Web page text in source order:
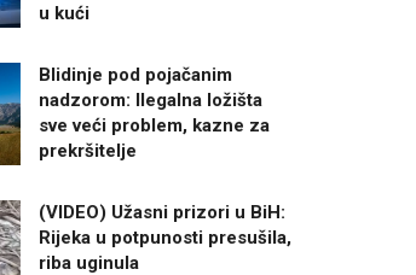
u kući
Blidinje pod pojačanim
nadzorom: Ilegalna ložišta
sve veći problem, kazne za
prekršitelje
(VIDEO) Užasni prizori u BiH:
Rijeka u potpunosti presušila,
riba uginula